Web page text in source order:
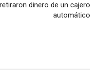
retiraron dinero de un cajero
automático